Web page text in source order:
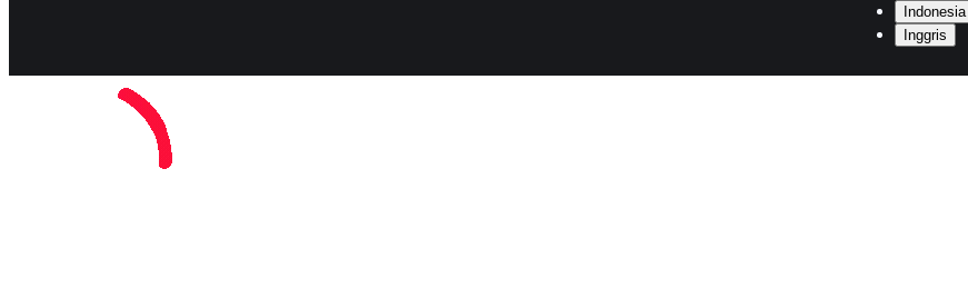
Indonesia
Inggris